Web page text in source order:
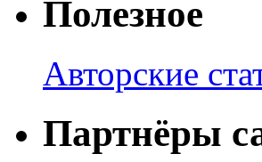
Полезное
Авторские
Партнёры